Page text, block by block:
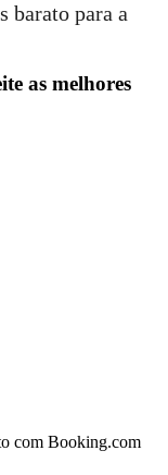
barato para a
as melhores
com Booking.com